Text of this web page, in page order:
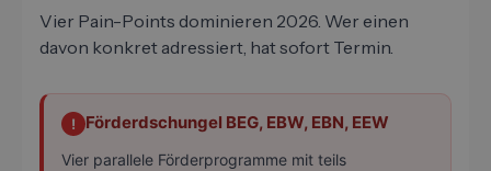
Vier Pain-Points dominieren 2026. Wer einen
davon konkret adressiert, hat sofort Termin.
! Förderdschungel BEG, EBW, EBN, EEW
Vier parallele Förderprogramme mit teils